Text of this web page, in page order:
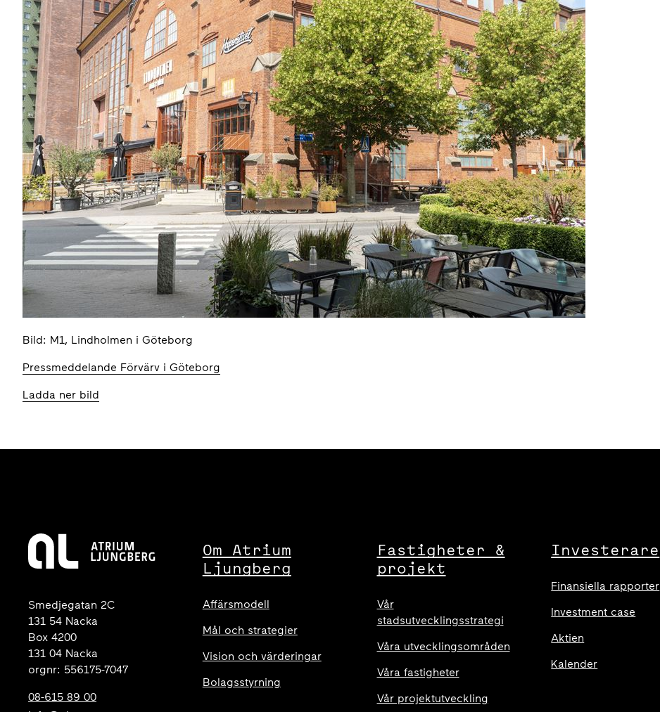
Bild: M1, Lindholmen i Göteborg
Pressmeddelande Förvärv i Göteborg
Ladda ner bild
Smedjegatan 2C
131 54 Nacka
Box 4200
131 04 Nacka
orgnr: 556175-7047
08-615 89 00
Om Atrium
Ljungberg
Affärsmodell
Mål och strategier
Vision och värderingar
Bolagsstyrning
Fastigheter &
projekt
Vår
stadsutvecklingsstrategi
Våra utvecklingsområden
Våra fastigheter
Vår projektutveckling
Investerare
Finansiella rapporter
Investment case
Aktien
Kalender